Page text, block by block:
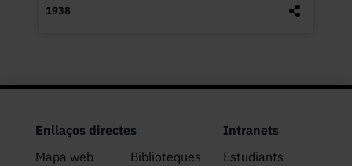
1938
Enllaços directes
Mapa web
Biblioteques
Intranets
Estudiants